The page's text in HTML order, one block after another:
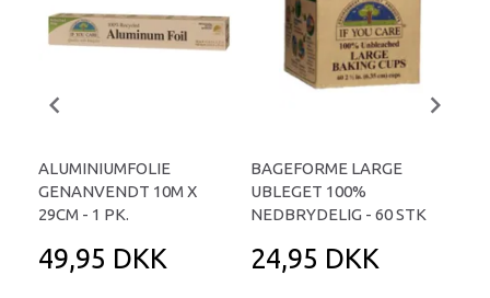
ALUMINIUMFOLIE
GENANVENDT 10M X
29CM - 1 PK.
49,95 DKK
BAGEFORME LARGE
UBLEGET 100%
NEDBRYDELIG - 60 STK
24,95 DKK